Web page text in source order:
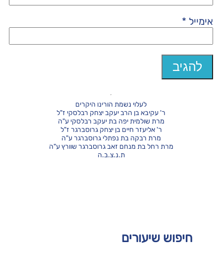
אימייל *
חיפוש שיעורים
לעלוי נשמת הורינו היקרים
ר' עקיבא בן הרב יעקב יצחק רבלסקי ז"ל
מרת שולמית יפה בת יעקב רבלסקי ע"ה
ר' אליעזר חיים בן יצחק גרוסברגר ז"ל
מרת רבקה בת נפתלי גרוסברגר ע"ה
מרת רחל בת מנחם זאב גרוסברגר שוורץ ע"ה
ת.נ.צ.ב.ה